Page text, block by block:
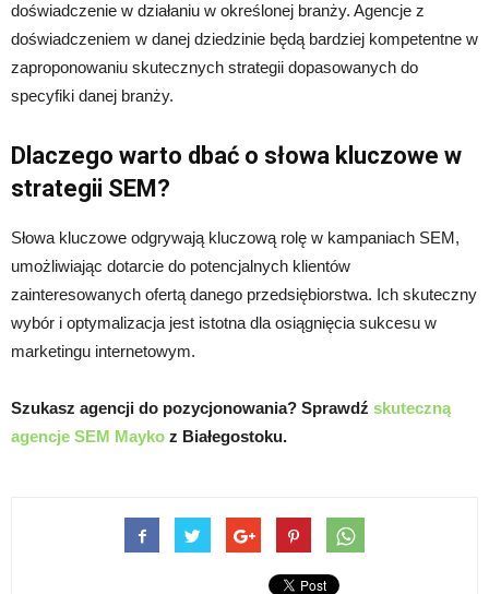
doświadczenie w działaniu w określonej branży. Agencje z
doświadczeniem w danej dziedzinie będą bardziej kompetentne w
zaproponowaniu skutecznych strategii dopasowanych do
specyfiki danej branży.
Dlaczego warto dbać o słowa kluczowe w
strategii SEM?
Słowa kluczowe odgrywają kluczową rolę w kampaniach SEM,
umożliwiając dotarcie do potencjalnych klientów
zainteresowanych ofertą danego przedsiębiorstwa. Ich skuteczny
wybór i optymalizacja jest istotna dla osiągnięcia sukcesu w
marketingu internetowym.
Szukasz agencji do pozycjonowania? Sprawdź skuteczną
agencje SEM Mayko z Białegostoku.